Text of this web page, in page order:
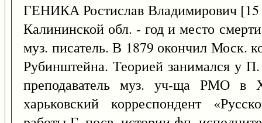
ГЕНИКА Ростислав Владимирович
Калининской обл. - год и место
муз. писатель. В 1879 окончил Моск.
Рубинштейна. Теорией занимался у
преподаватель муз. уч-ща РМО в
харьковский корреспондент